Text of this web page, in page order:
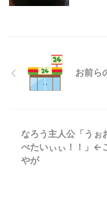
お前ら
なろう主人公「うぉ
べたいぃぃ！！」←
やが